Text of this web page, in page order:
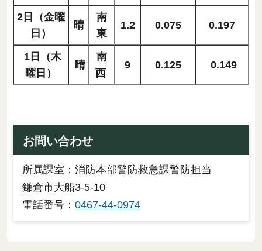
2日（金曜
日）
晴
南
東
1.2 0.075 0.197
1日（木
曜日）
晴
南
西
9 0.125 0.149
お問い合わせ
所属課室：消防本部警防救急課警防担当
鎌倉市大船3-5-10
電話番号： 0467-44-0974